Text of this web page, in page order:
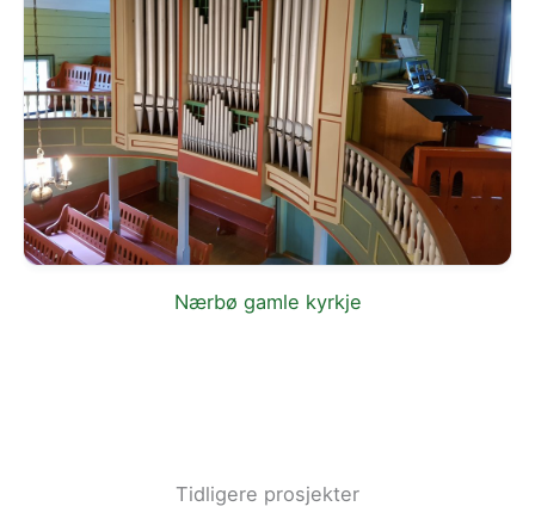
Nærbø gamle kyrkje
Tidligere prosjekter